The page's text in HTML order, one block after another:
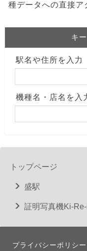
種データへの直接ア
キ
駅名や住所を入力
機種名・店名を入
トップページ
盛駅
証明写真機Ki-
プライバシーポリシー